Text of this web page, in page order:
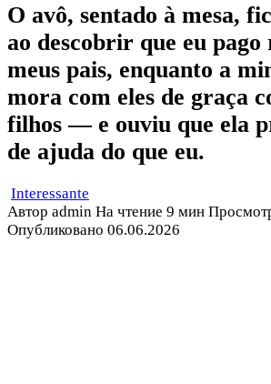
O avô, sentado à mesa,
ao descobrir que eu pago
meus pais, enquanto a
mora com eles de graça
filhos — e ouviu que ela
de ajuda do que eu.
Interessante
Автор admin На чтение 9 мин
Опубликовано 06.06.2026